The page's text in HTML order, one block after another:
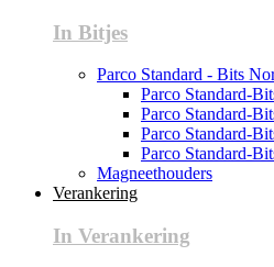
In Bitjes
Parco Standard - Bits
Parco Standard-
Parco Standard-
Parco Standard-
Parco Standard-
Magneethouders
Verankering
In Verankering